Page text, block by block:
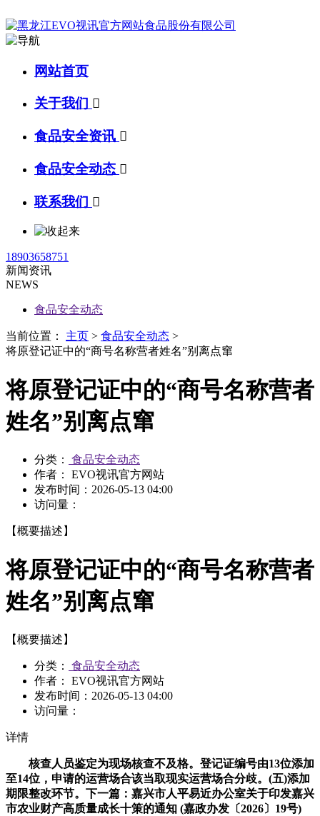
网站首页
关于我们 
食品安全资讯 
食品安全动态 
联系我们 
18903658751
新闻资讯
NEWS
食品安全动态
当前位置： 主页 > 食品安全动态 >
将原登记证中的“商号名称营者姓名”别离点窜
将原登记证中的“商号名称营者
姓名”别离点窜
分类：
食品安全动态
作者： EVO视讯官方网站
发布时间： 2026-05-13 04:00
访问量：
【概要描述】
将原登记证中的“商号名称营者
姓名”别离点窜
【概要描述】
分类：
食品安全动态
作者： EVO视讯官方网站
发布时间： 2026-05-13 04:00
访问量：
详情
核查人员鉴定为现场核查不及格。登记证编号由13位添加
至14位，申请的运营场合该当取现实运营场合分歧。(五)添加
期限整改环节。下一篇：嘉兴市人平易近办公室关于印发嘉兴
市农业财产高质量成长十策的通知 (嘉政办发〔2026〕19号)